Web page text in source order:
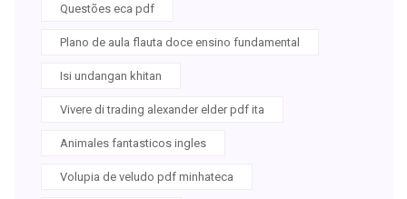
Questões eca pdf
Plano de aula flauta doce ensino fundamental
Isi undangan khitan
Vivere di trading alexander elder pdf ita
Animales fantasticos ingles
Volupia de veludo pdf minhateca